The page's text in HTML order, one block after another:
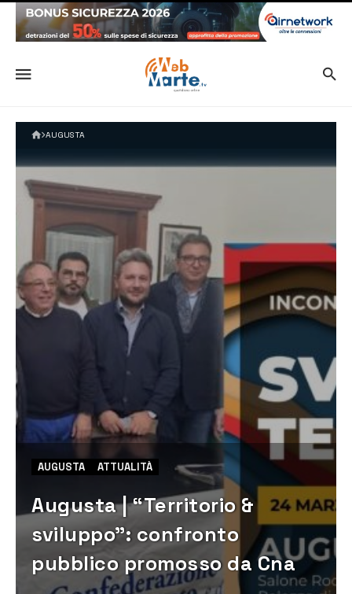
AUGUSTA
AUGUSTA ATTUALITÀ
Augusta | “Territorio &
sviluppo”: confronto
pubblico promosso da Cna